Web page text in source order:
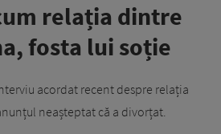
relația dintre
fosta lui soție
acordat recent despre relația
neașteptat că a divorțat.